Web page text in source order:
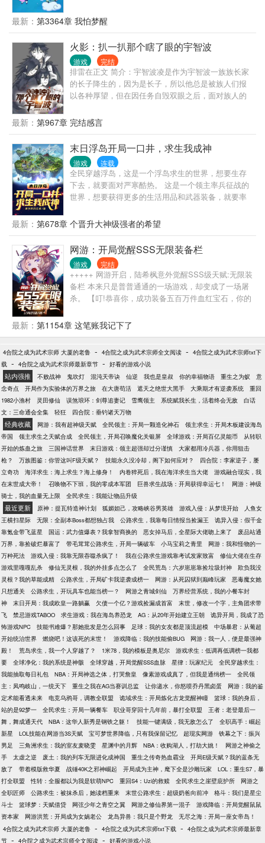
最新： 第3364章 我怕梦醒
火影：扒一扒那个瞎了眼的宇智波
游戏 完结
排雷在正文 简介：宇智波凌是作为宇智波一族族长家
的长子降生的，因为是长子，所以他总是被族人们报
以各种厚望，但在因任务自毁双眼之后，面对族人的
了。 对此，与他相关的忍界知名人士是这么说的——
宇智波斑：我哥多少有点大病，真的。 宇智波泉奈：
不愧是兄长大人！ 千手柱间：凌哥的确是个不错的
人，但是，但是吧……哈，哈哈，该说是个好人呢。
千手扉间：宇智波难得的正常人……我是说只针对宇
智波来说。 黑绝：￥#%￥#%……￥
最新： 第967章 完结感言
末日浮岛开局一口井，求生我成神
游戏 连载
全民穿越浮岛，这是一个浮岛求生的世界，想要生存
下去，就要面对严寒酷热。 这是一个领主率兵征战的
世界，想要获得更多的生活用品和武器装备，就要率
以超强的兵力碾压控兵老鸟和怪物的故事。 在别人还
在为怎么活下去绞尽脑汁的时候，许歌已经开始收复
其他种族，在成神的路上了。 当菜鸟站在风口浪尖上
的时候，那也是可以飞起的！
最新： 第678章 个晋升大神级强者的希望
网游：开局觉醒SSS无限装备栏
游戏 完结
+++++ 网游开启，陆希枫意外觉醒SSS级天赋:无限装
备栏 本来只是普普通通的一场游戏，却变成了一场屠
杀。 【叮!恭喜你，成功装备五百万件血红宝石，你的
国大陆。” “西方幻想之门开启!他放个屁就开启了山海
经的大门!” “刚才那一瞬间，他打出来三十亿次攻击，
了。 神王之女芊茹雪：“夫君，为何还有三百万件攻速
装？”
最新： 第1154章 这笔账我记下了
4合院之成为武术宗师 大厦的老鲁 - 4合院之成为武术宗师全文阅读 - 4合院之成为武术宗师txt下
载 - 4合院之成为武术宗师最新章节 - 好看的游戏小说
站内强推 不败战神 鬼吹灯 混沌天帝诀 仙逆 我也是皇叔 你的幸福物语 重生之为蚁
意
念奇点
开局作为实验体的万界之旅 在大唐苟活 遮天之绝世大黑手 大乘期才有逆袭系统
重回
1982小渔村
灵田修仙 误煞琅环：剑尊追妻记 雪鹰领主 系统赋我长生，活着终会无敌
白话
文：三命通会全集
轻狂 四合院：垂钓诸天万物
经典收藏 网游：我有超神级天赋 全民领主：开局一颗造化神石
领主求生：开局木板建设海岛
帝国
领主求生之天赋合成 全民领主，开局召唤魔化关银屏 全球游戏：开局百亿灵能币
从转职
开始的炼蛊之旅
三国神话世界 末日游戏：领主超强却过分谨慎
大家都用冷兵器，你用狙击
枪？
万族图鉴：你管这叫F级天赋？ 技能永久没冷却，阁下如何应对？
四合院：李家逆子，屡
立奇功
海洋求生：海上求生？海上修身！ 内卷猝死后，我在海洋求生当大佬
游戏融合现实，我
在末世成大帝！
召唤物不下班，我的零成本军团 巨兽求生战场：开局获得幸运七！
网游：神级
骑士，我的血量无上限
全民求生：我能让物品升级
最近更新 原神：提瓦特造神计划 狐媚妲己，攻略峡谷男英雄 游戏入侵：从梦境开始
人鱼女
王横扫星际
无限：全副本Boss都想独占我 公路求生，我靠每日情报当捡漏王
诡异入侵：假千金
靠氪金带飞蓝星
国运：武力值爆表？我拿智商换的 恶女掉马后，全星际大佬吻上来了
废品站通
万界，靠捡破烂暴富了
带毛茸茸公路求生，开局一辆破车 小马宝莉之青里
网游：我和怪物的一
万种死法
游戏入侵：我靠无限吞噬杀疯了！ 我在公路求生游戏靠考试发家致富
修仙大佬在生存
游戏里嘎嘎乱杀
修仙无灵根，我的外挂多点怎么了 全民荒岛：六岁崽崽靠捡垃圾封神
欺负我没
灵根？我的草能成精
公路求生，开局矿卡我逆袭成榜一 网游：从死囚狱到巅峰玩家
恶毒魔女她
只想通关
公路求生，开玩具车也能当榜一？ 网游之青城剑仙
万界经营系统，我的小餐车封
神
末日开局：我成欧皇一路躺赢 欠债一个亿？游戏捡漏成首富
末世，修改一个字，主角团求带
飞
禁忌游戏TABOO 求生游戏：我在海岛养恐龙 AG：从20年开始建立王朝
诡异开局，我成了恐
怖游戏NPC
技能书难爆？那她批发是怎么回事 足球：我的女友都是顶流超模
中场暴君：从葡超
开始统治世界
燃烧吧！这该死的末世！ 游戏降临：我的技能偷BUG
网游：我一人，便是最强神
殿！
荒岛求生，我一个人穿越了？ 1米78，我的模板是奥尼尔
游戏求生：低调再低调榜一我都
要
全球净化：我的系统是神骸 全球穿越，开局觉醒SSS血脉 星律：玩家纪元
全民穿越求生：
我能抽取每日礼包
NBA：开局神选之体，打哭詹皇 像素游戏成真了，但我是通缉榜一
全民领
主：凤鸣岐山，一统天下
重生之我在AG当赛训总监 让你递水，你怒喷乔丹黑卤蛋
网游：我的鉴
定术能看透未来
电竞乌鸦哥，调教全联盟 诡域求生：开局炼化古龙觉醒神瞳
篮球：我的身后，
站的是92梦一
全民求生：开局一辆餐车 职业哥穿回十几年前，暴打全联盟
王者：老登最后一
舞，舞成通天代
NBA：这华人新秀是钢铁之躯！ 技能一键满级，我无敌怎么了
全职高手：崛起
新星
LOL技能在网游当3S天赋 宝可梦世界降临，只有我保留记忆 超现实网游
铁幕之下：振兴
男足
三角洲求生：我的室友麦晓雯 星渊中的月辉 NBA：收购湖人，打劫大姚！
网游之神偷之
手
太虚之逆 废土：我的列车无限进化成神国 重生之传奇热血霸业
开局E级天赋？我的蓝条无
敌了
带着模版救华夏 战锤40K之邪神崛起 开局成为主神，麾下全是沙雕玩家
LOL：重生S7，暴
打全联盟
性转：全服都以为我是软萌NPC 重回S4：Uzi的救赎 全民求生之崖壁庇护所
网游之
全职匠师
公路求生：被抹杀后，她读档重来 末世公路求生：超级奶爸向前冲
格斗：我们是星尘
斗士
篮球梦：天赋借贷 网弦少年之青空之翼 网游之修仙界第一混子
游戏降临：开局觉醒鼠鼠
资本家
网游洪荒：开局成为女娲老公 龙岛异兽：我只是个野龙
无尽之海：开局一座女帝岛！
4合院之成为武术宗师 大厦的老鲁 - 4合院之成为武术宗师txt下载 - 4合院之成为武术宗师最新章
节 - 4合院之成为武术宗师全文阅读 - 好看的游戏小说